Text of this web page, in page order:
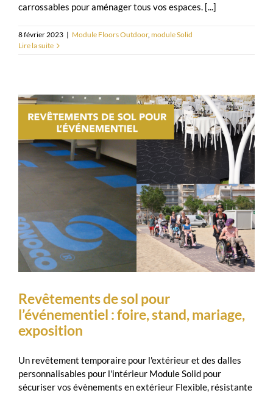
carrossables pour aménager tous vos espaces. [...]
8 février 2023 | Module Floors Outdoor, module Solid
Lire la suite
Revêtements de sol pour
l’événementiel : foire, stand, mariage,
exposition
Un revêtement temporaire pour l'extérieur et des dalles
personnalisables pour l'intérieur Module Solid pour
sécuriser vos évènements en extérieur Flexible, résistante